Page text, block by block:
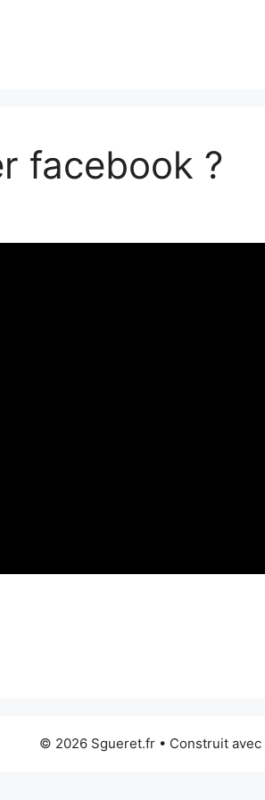
facebook ?
© 2026 Sgueret.fr • Construit avec